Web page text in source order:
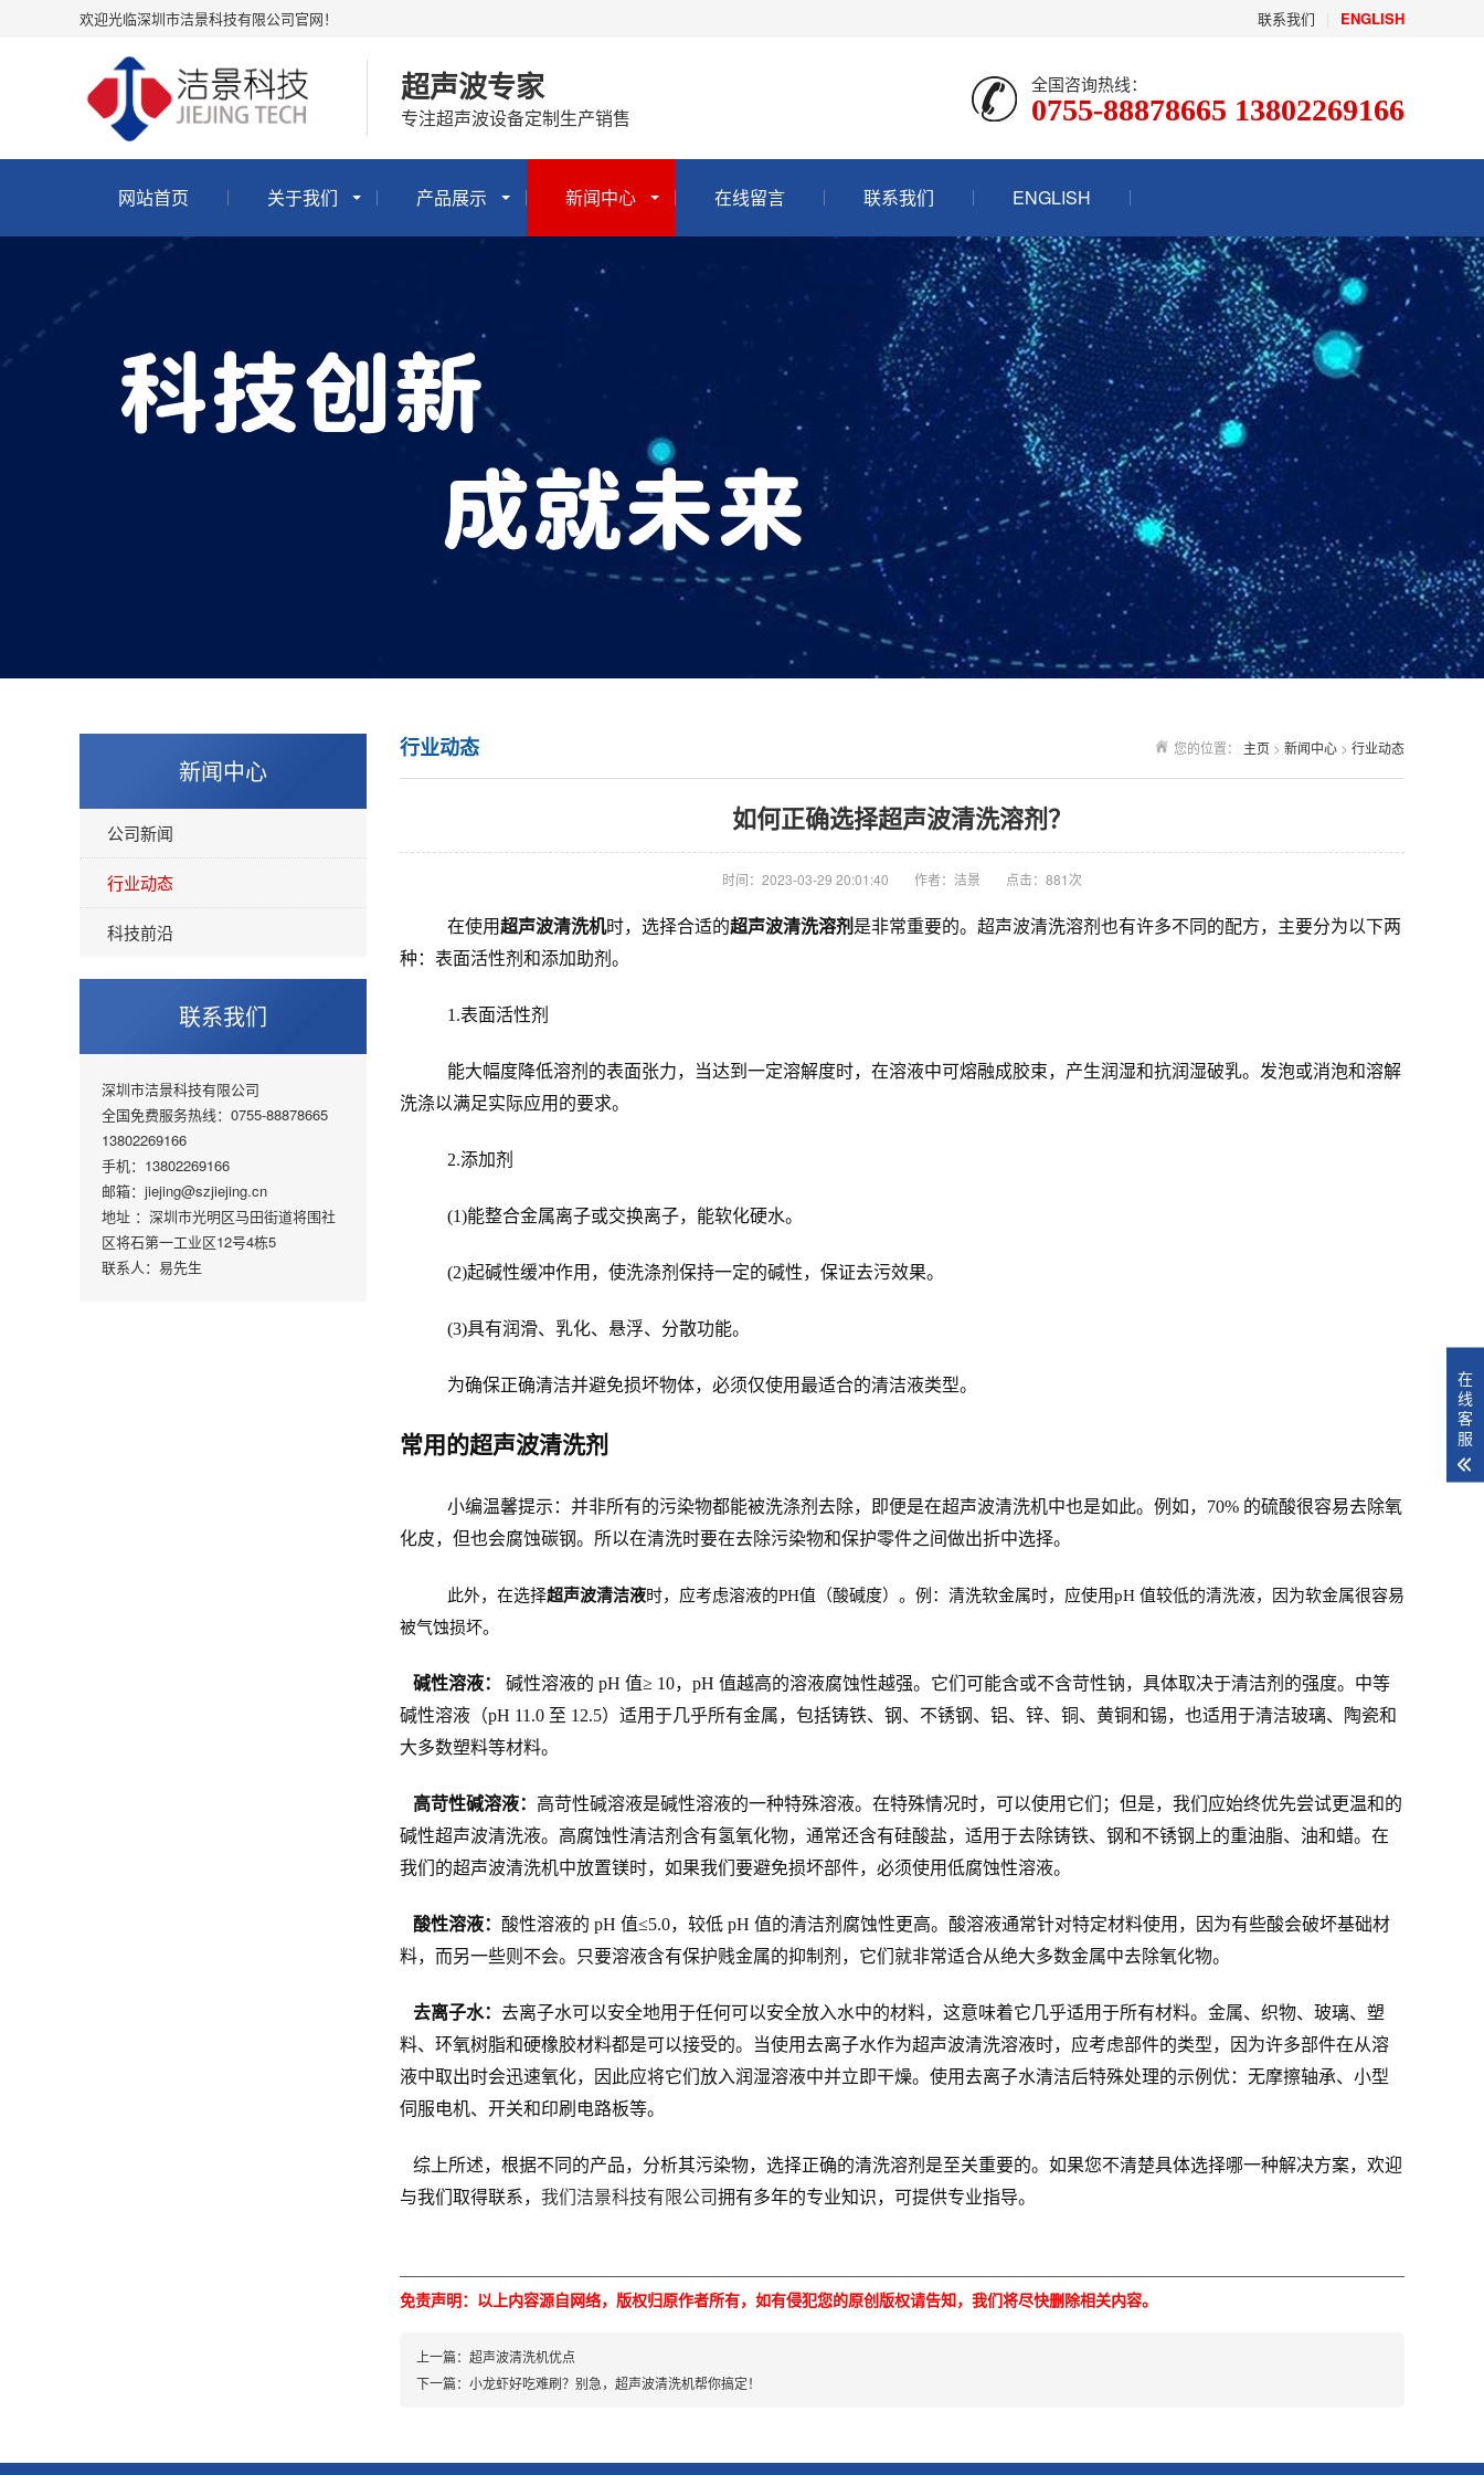
联系我们 ENGLISH
欢迎光临深圳市洁景科技有限公司官网！
超声波专家
专注超声波设备定制生产销售
全国咨询热线：
0755-88878665 13802269166
网站首页 关于我们 产品展示 新闻中心 在线留言 联系我们 ENGLISH
新闻中心
公司新闻
行业动态
科技前沿
联系我们
深圳市洁景科技有限公司
全国免费服务热线：0755-88878665
13802269166
手机：13802269166
邮箱：jiejing@szjiejing.cn
地址 ：深圳市光明区马田街道将围社
区将石第一工业区12号4栋5
联系人：易先生
您的位置： 主页 > 新闻中心 > 行业动态
行业动态
如何正确选择超声波清洗溶剂？
时间：2023-03-29 20:01:40 作者：洁景 点击： 881次
在使用超声波清洗机时，选择合适的超声波清洗溶剂 是非常重要的。超声波清洗溶剂也有许多不同的配方，主要分为以下两
种：表面活性剂和添加助剂。
1.表面活性剂
能大幅度降低溶剂的表面张力，当达到一定溶解度时，在溶液中可熔融成胶束，产生润湿和抗润湿破乳。发泡或消泡和溶解
洗涤以满足实际应用的要求。
2.添加剂
(1)能整合金属离子或交换离子，能软化硬水。
(2)起碱性缓冲作用，使洗涤剂保持一定的碱性，保证去污效果。
(3)具有润滑、乳化、悬浮、分散功能。
为确保正确清洁并避免损坏物体，必须仅使用最适合的清洁液类型。
常用的超声波清洗剂
小编温馨提示：并非所有的污染物都能被洗涤剂去除，即便是在超声波清洗机中也是如此。例如，70% 的硫酸很容易去除氧
化皮，但也会腐蚀碳钢。所以在清洗时要在去除污染物和保护零件之间做出折中选择。
此外，在选择超声波清洁液时，应考虑溶液的PH值（酸碱度）。例：清洗软金属时，应使用pH 值较低的清洗液，因为软金属很容易
被气蚀损坏。
碱性溶液：
碱性溶液的 pH 值≥ 10，pH 值越高的溶液腐蚀性越强。它们可能含或不含苛性钠，具体取决于清洁剂的强度。中等
碱性溶液（pH 11.0 至 12.5）适用于几乎所有金属，包括铸铁、钢、不锈钢、铝、锌、铜、黄铜和锡，也适用于清洁玻璃、陶瓷和
大多数塑料等材料。
高苛性碱溶液： 高苛性碱溶液是碱性溶液的一种特殊溶液。在特殊情况时，可以使用它们；但是，我们应始终优先尝试更温和的
碱性超声波清洗液。高腐蚀性清洁剂含有氢氧化物，通常还含有硅酸盐，适用于去除铸铁、钢和不锈钢上的重油脂、油和蜡。在
我们的超声波清洗机中放置镁时，如果我们要避免损坏部件，必须使用低腐蚀性溶液。
酸性溶液： 酸性溶液的 pH 值≤5.0，较低 pH 值的清洁剂腐蚀性更高。酸溶液通常针对特定材料使用，因为有些酸会破坏基础材
料，而另一些则不会。只要溶液含有保护贱金属的抑制剂，它们就非常适合从绝大多数金属中去除氧化物。
去离子水： 去离子水可以安全地用于任何可以安全放入水中的材料，这意味着它几乎适用于所有材料。金属、织物、玻璃、塑
料、环氧树脂和硬橡胶材料都是可以接受的。当使用去离子水作为超声波清洗溶液时，应考虑部件的类型，因为许多部件在从溶
液中取出时会迅速氧化，因此应将它们放入润湿溶液中并立即干燥。使用去离子水清洁后特殊处理的示例优：无摩擦轴承、小型
伺服电机、开关和印刷电路板等。
综上所述，根据不同的产品，分析其污染物，选择正确的清洗溶剂是至关重要的。如果您不清楚具体选择哪一种解决方案，欢迎
与我们取得联系， 我们洁景科技有限公司拥有多年的专业知识，可提供专业指导。
免责声明：以上内容源自网络，版权归原作者所有，如有侵犯您的原创版权请告知，我们将尽快删除相关内容。
上一篇：超声波清洗机优点
下一篇：小龙虾好吃难刷？别急，超声波清洗机帮你搞定！
在
线
客
服